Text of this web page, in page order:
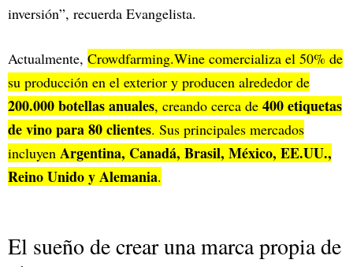
inversión”, recuerda Evangelista.
Actualmente, Crowdfarming.Wine comercializa el 50% de
su producción en el exterior y producen alrededor de
200.000 botellas anuales, creando cerca de 400 etiquetas
de vino para 80 clientes. Sus principales mercados
incluyen Argentina, Canadá, Brasil, México, EE.UU.,
Reino Unido y Alemania.
El sueño de crear una marca propia de